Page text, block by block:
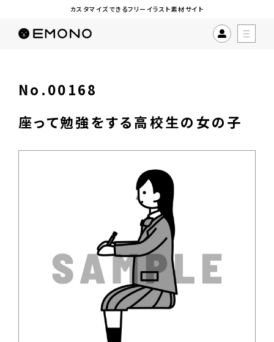
カスタマイズできるフリーイラスト素材サイト
No.00168
座って勉強をする高校生の女の子